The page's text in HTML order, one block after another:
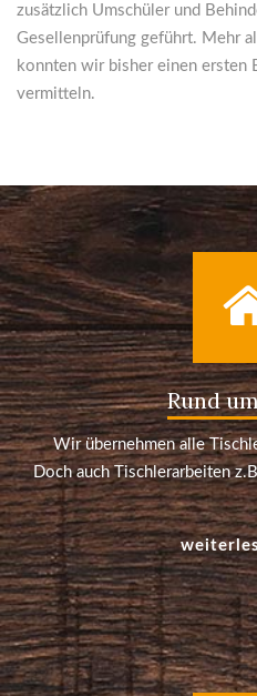
zusätzlich Umschüler und
Gesellenprüfung geführt. Mehr
konnten wir bisher einen ersten
vermitteln.
Rund
Wir übernehmen alle
Doch auch Tischlerarbeiten